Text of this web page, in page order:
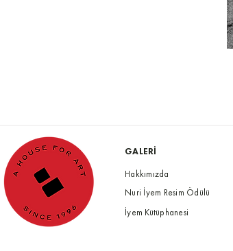
GALERİ
Hakkımızda
Nuri İyem Resim Ödülü
İyem Kütüphanesi